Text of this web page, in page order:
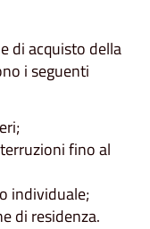
di acquisto della
i seguenti
fino al
individuale;
di residenza.